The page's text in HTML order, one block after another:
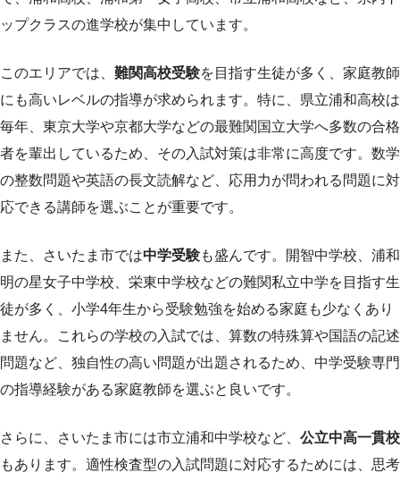
ップクラスの進学校が集中しています。
このエリアでは、 難関高校受験を目指す生徒が多く、家庭教師
にも高いレベルの指導が求められます。特に、県立浦和高校は
毎年、東京大学や京都大学などの最難関国立大学へ多数の合格
者を輩出しているため、その入試対策は非常に高度です。数学
の整数問題や英語の長文読解など、応用力が問われる問題に対
応できる講師を選ぶことが重要です。
また、さいたま市では中学受験も盛んです。開智中学校、浦和
明の星女子中学校、栄東中学校などの難関私立中学を目指す生
徒が多く、小学4年生から受験勉強を始める家庭も少なくあり
ません。これらの学校の入試では、算数の特殊算や国語の記述
問題など、独自性の高い問題が出題されるため、中学受験専門
の指導経験がある家庭教師を選ぶと良いです。
さらに、さいたま市には市立浦和中学校など、 公立中高一貫校
もあります。適性検査型の入試問題に対応するためには、思考